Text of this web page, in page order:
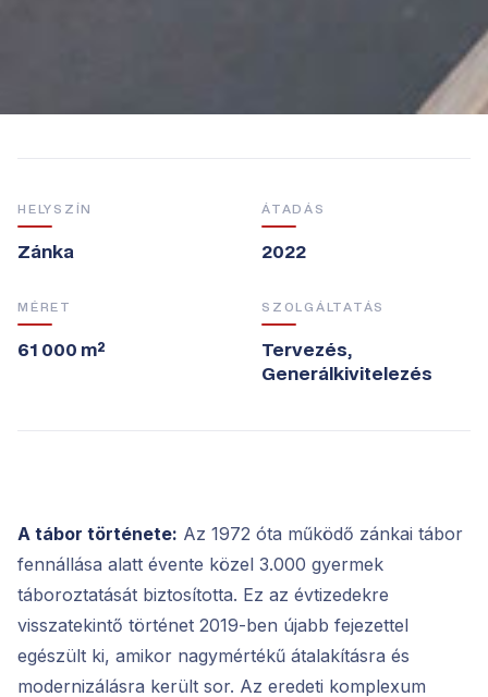
HELYSZÍN
Zánka
ÁTADÁS
2022
MÉRET
61 000 m²
SZOLGÁLTATÁS
Tervezés,
Generálkivitelezés
A tábor története: Az 1972 óta működő zánkai tábor
fennállása alatt évente közel 3.000 gyermek
táboroztatását biztosította. Ez az évtizedekre
visszatekintő történet 2019-ben újabb fejezettel
egészült ki, amikor nagymértékű átalakításra és
modernizálásra került sor. Az eredeti komplexum